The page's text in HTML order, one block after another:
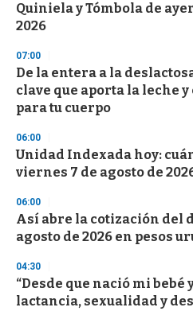
Quiniela y Tómbola de
2026
07:00
De la entera a la
clave que aporta la leche
para tu cuerpo
06:00
Unidad Indexada hoy:
viernes 7 de agosto de
06:00
Así abre la cotización del
agosto de 2026 en pesos
04:30
“Desde que nació mi bebé
lactancia, sexualidad y